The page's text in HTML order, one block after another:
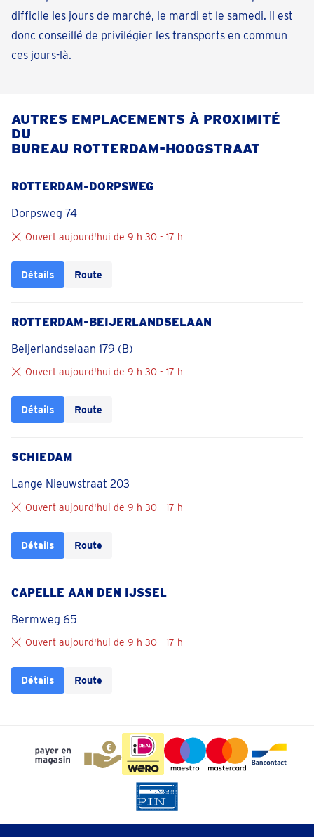
difficile les jours de marché, le mardi et le samedi. Il est
donc conseillé de privilégier les transports en commun
ces jours-là.
AUTRES EMPLACEMENTS À PROXIMITÉ
DU
BUREAU ROTTERDAM-HOOGSTRAAT
ROTTERDAM-DORPSWEG
Dorpsweg 74
Ouvert aujourd'hui de 9 h 30 - 17 h
Détails Route
ROTTERDAM-BEIJERLANDSELAAN
Beijerlandselaan 179 (B)
Ouvert aujourd'hui de 9 h 30 - 17 h
Détails Route
SCHIEDAM
Lange Nieuwstraat 203
Ouvert aujourd'hui de 9 h 30 - 17 h
Détails Route
CAPELLE AAN DEN IJSSEL
Bermweg 65
Ouvert aujourd'hui de 9 h 30 - 17 h
Détails Route